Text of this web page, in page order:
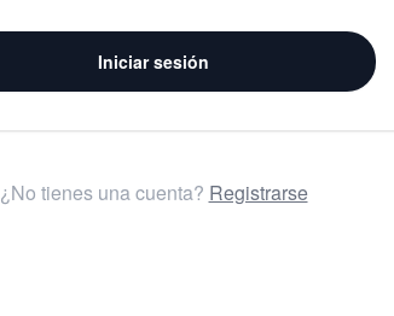
Iniciar sesión
¿No tienes una cuenta? Registrarse